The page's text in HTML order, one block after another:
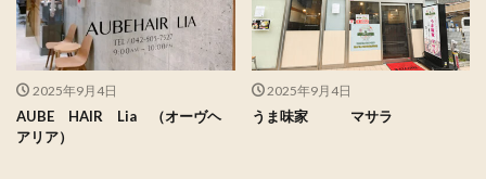
2025年9月4日
AUBE HAIR Lia （オーヴヘ
アリア）
2025年9月4日
うま味家 マサラ